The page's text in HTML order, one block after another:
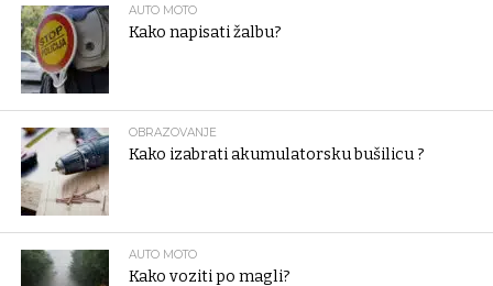
AUTO MOTO
Kako napisati žalbu?
OBRAZOVANJE
Kako izabrati akumulatorsku bušilicu ?
AUTO MOTO
Kako voziti po magli?